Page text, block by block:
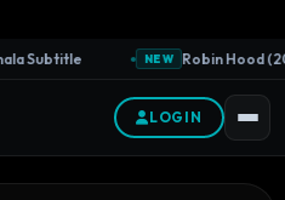
Subtitle NEW Robin Hood
LOGIN